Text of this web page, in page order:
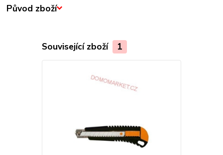
Původ zboží
Související zboží 1